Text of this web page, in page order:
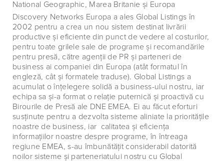
National Geographic, Marea Britanie şi Europa
Discovery Networks Europa a ales Global Listings în
2002 pentru a crea un nou sistem destinat livrării
productive şi eficiente din punct de vedere al costurilor,
pentru toate grilele sale de programe şi recomandările
pentru presă, către agenţii de PR şi parteneri de
business ai companiei din Europa (atât formatul în
engleză, cât şi formatele traduse). Global Listings a
acumulat o înţelegere solidă a business-ului nostru, iar
echipa sa şi-a format o relaţie puternică şi proactivă cu
Birourile de Presă ale DNE EMEA. Ei au făcut eforturi
susţinute pentru a dezvolta sisteme aliniate la priorităţile
noastre de business, iar calitatea şi eficienţa
informaţiilor noastre despre programe, în întreaga
regiune EMEA, s-au îmbunătăţit considerabil datorită
noilor sisteme şi parteneriatului nostru cu Global